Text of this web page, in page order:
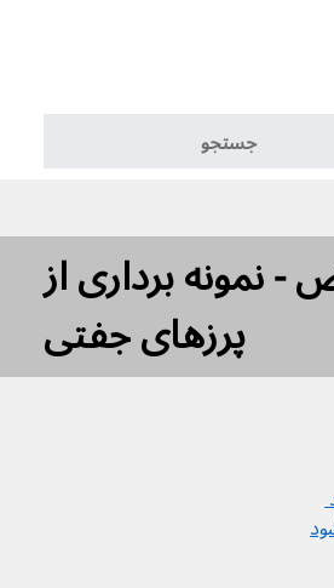
- نمونه برداری از
پرزهای جفتی